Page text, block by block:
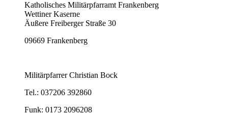
Katholisches Militärpfarramt Frankenberg
Wettiner Kaserne
Äußere Freiberger Straße 30
09669 Frankenberg
Militärpfarrer Christian Bock
Tel.: 037206 392860
Funk: 0173 2096208